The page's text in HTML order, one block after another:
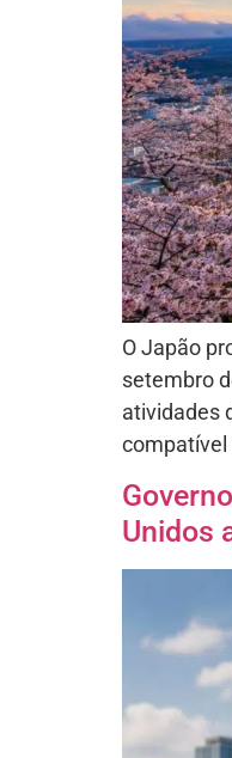
O Japão
setembro
atividades
compatível
Unidos